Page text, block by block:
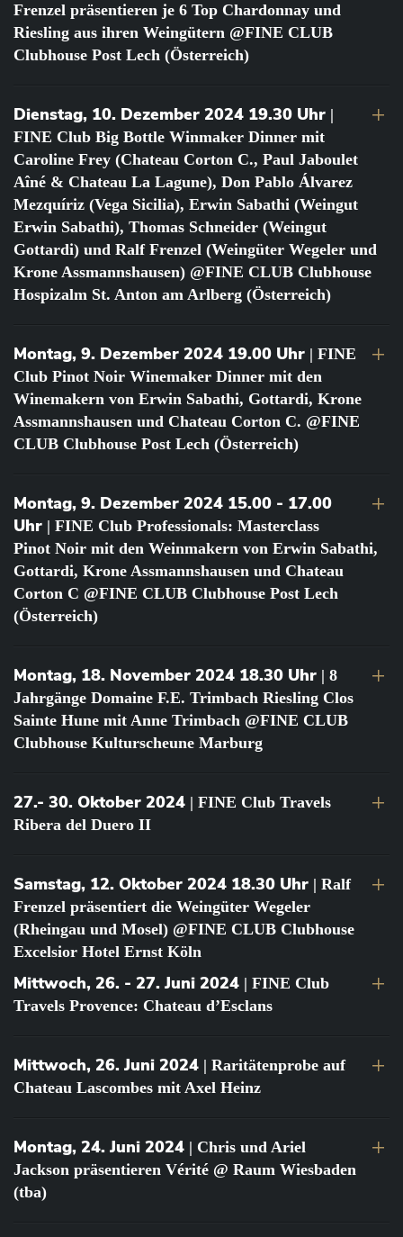
Frenzel präsentieren je 6 Top Chardonnay und
Riesling aus ihren Weingütern @FINE CLUB
Clubhouse Post Lech (Österreich)
Dienstag, 10. Dezember 2024 19.30 Uhr |
FINE Club Big Bottle Winmaker Dinner mit
Caroline Frey (Chateau Corton C., Paul Jaboulet
Aîné & Chateau La Lagune), Don Pablo Álvarez
Mezquíriz (Vega Sicilia), Erwin Sabathi (Weingut
Erwin Sabathi), Thomas Schneider (Weingut
Gottardi) und Ralf Frenzel (Weingüter Wegeler und
Krone Assmannshausen) @FINE CLUB Clubhouse
Hospizalm St. Anton am Arlberg (Österreich)
Montag, 9. Dezember 2024 19.00 Uhr | FINE
Club Pinot Noir Winemaker Dinner mit den
Winemakern von Erwin Sabathi, Gottardi, Krone
Assmannshausen und Chateau Corton C. @FINE
CLUB Clubhouse Post Lech (Österreich)
Montag, 9. Dezember 2024 15.00 - 17.00
Uhr | FINE Club Professionals: Masterclass
Pinot Noir mit den Weinmakern von Erwin Sabathi,
Gottardi, Krone Assmannshausen und Chateau
Corton C @FINE CLUB Clubhouse Post Lech
(Österreich)
Montag, 18. November 2024 18.30 Uhr | 8
Jahrgänge Domaine F.E. Trimbach Riesling Clos
Sainte Hune mit Anne Trimbach @FINE CLUB
Clubhouse Kulturscheune Marburg
27.- 30. Oktober 2024 | FINE Club Travels
Ribera del Duero II
Samstag, 12. Oktober 2024 18.30 Uhr | Ralf
Frenzel präsentiert die Weingüter Wegeler
(Rheingau und Mosel) @FINE CLUB Clubhouse
Excelsior Hotel Ernst Köln
Mittwoch, 26. - 27. Juni 2024 | FINE Club
Travels Provence: Chateau d’Esclans
Mittwoch, 26. Juni 2024 | Raritätenprobe auf
Chateau Lascombes mit Axel Heinz
Montag, 24. Juni 2024 | Chris und Ariel
Jackson präsentieren Vérité @ Raum Wiesbaden
(tba)